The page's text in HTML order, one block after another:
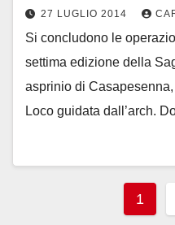
27 LUGLIO 2014
Si concludono le
settima edizione della
asprinio di
Loco guidata dall’arch.
1